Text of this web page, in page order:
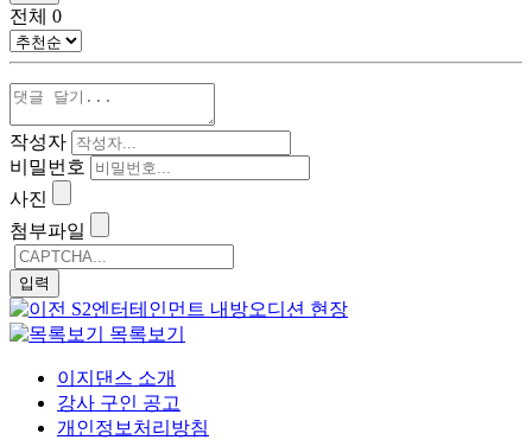
전체 0
작성자
비밀번호
사진
첨부파일
S2엔터테인먼트 내방오디션 현장
목록보기
이지댄스 소개
강사 구인 공고
개인정보처리방침